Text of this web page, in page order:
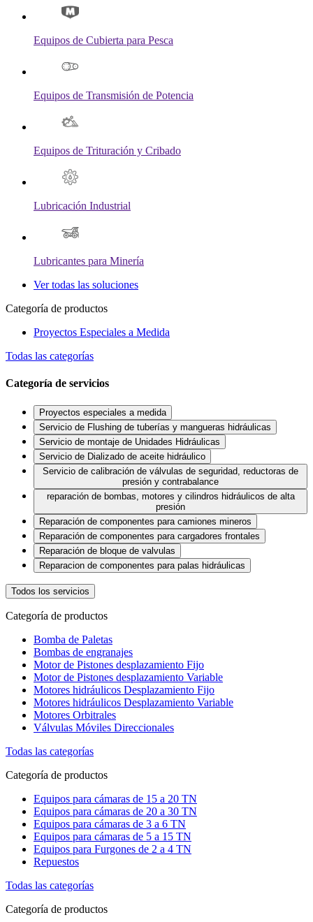
Equipos de Cubierta para Pesca
Equipos de Transmisión de Potencia
Equipos de Trituración y Cribado
Lubricación Industrial
Lubricantes para Minería
Ver todas las soluciones
Categoría de productos
Proyectos Especiales a Medida
Todas las categorías
Categoría de servicios
Proyectos especiales a medida
Servicio de Flushing de tuberías y mangueras hidráulicas
Servicio de montaje de Unidades Hidráulicas
Servicio de Dializado de aceite hidráulico
Servicio de calibración de válvulas de seguridad, reductoras de
presión y contrabalance
reparación de bombas, motores y cilindros hidráulicos de alta
presión
Reparación de componentes para camiones mineros
Reparación de componentes para cargadores frontales
Reparación de bloque de valvulas
Reparacion de componentes para palas hidráulicas
Todos los servicios
Categoría de productos
Bomba de Paletas
Bombas de engranajes
Motor de Pistones desplazamiento Fijo
Motor de Pistones desplazamiento Variable
Motores hidráulicos Desplazamiento Fijo
Motores hidráulicos Desplazamiento Variable
Motores Orbitrales
Válvulas Móviles Direccionales
Todas las categorías
Categoría de productos
Equipos para cámaras de 15 a 20 TN
Equipos para cámaras de 20 a 30 TN
Equipos para cámaras de 3 a 6 TN
Equipos para cámaras de 5 a 15 TN
Equipos para Furgones de 2 a 4 TN
Repuestos
Todas las categorías
Categoría de productos